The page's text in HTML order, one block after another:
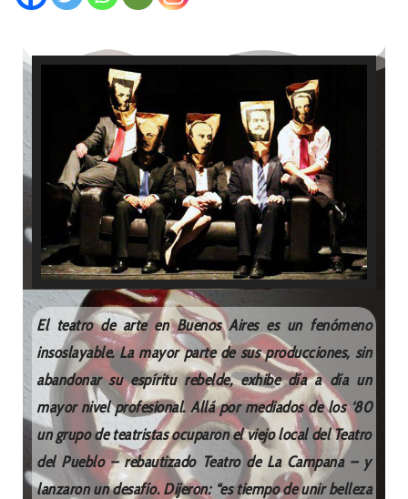
El teatro de arte en Buenos Aires es un fenómeno
insoslayable. La mayor parte de sus producciones, sin
abandonar su espíritu rebelde, exhibe día a día un
mayor nivel profesional. Allá por mediados de los ‘80
un grupo de teatristas ocuparon el viejo local del Teatro
del Pueblo – rebautizado Teatro de La Campana – y
lanzaron un desafío. Dijeron: “es tiempo de unir belleza